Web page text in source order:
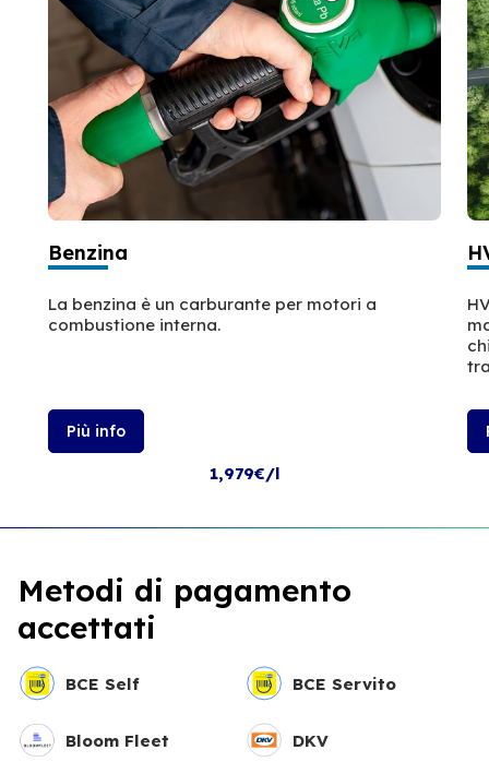
Benzina
La benzina è un carburante per motori a
combustione interna.
Più info
1,979€/l
Metodi di pagamento
accettati
BCE Self BCE Servito
Bloom Fleet DKV